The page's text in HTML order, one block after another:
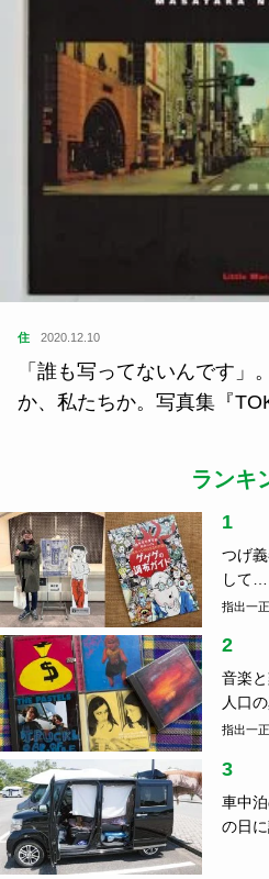
住 2020.12.10
「誰も写ってないんです」
か、私たちか。写真集『
ランキ
1
つげ
して
指出一正
2
音楽
人口
指出一正
3
車中
の日に